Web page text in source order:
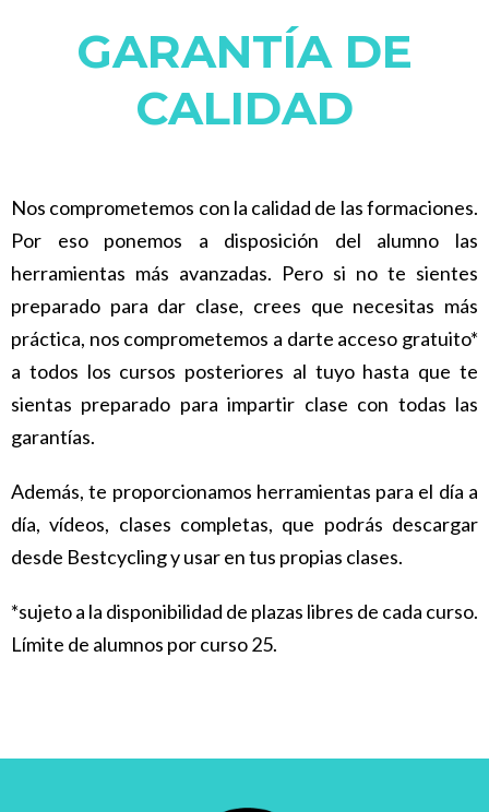
GARANTÍA DE
CALIDAD
Nos comprometemos con la calidad de las formaciones.
Por eso ponemos a disposición del alumno las
herramientas más avanzadas. Pero si no te sientes
preparado para dar clase, crees que necesitas más
práctica, nos comprometemos a darte acceso gratuito*
a todos los cursos posteriores al tuyo hasta que te
sientas preparado para impartir clase con todas las
garantías.
Además, te proporcionamos herramientas para el día a
día, vídeos, clases completas, que podrás descargar
desde Bestcycling y usar en tus propias clases.
*sujeto a la disponibilidad de plazas libres de cada curso.
Límite de alumnos por curso 25.